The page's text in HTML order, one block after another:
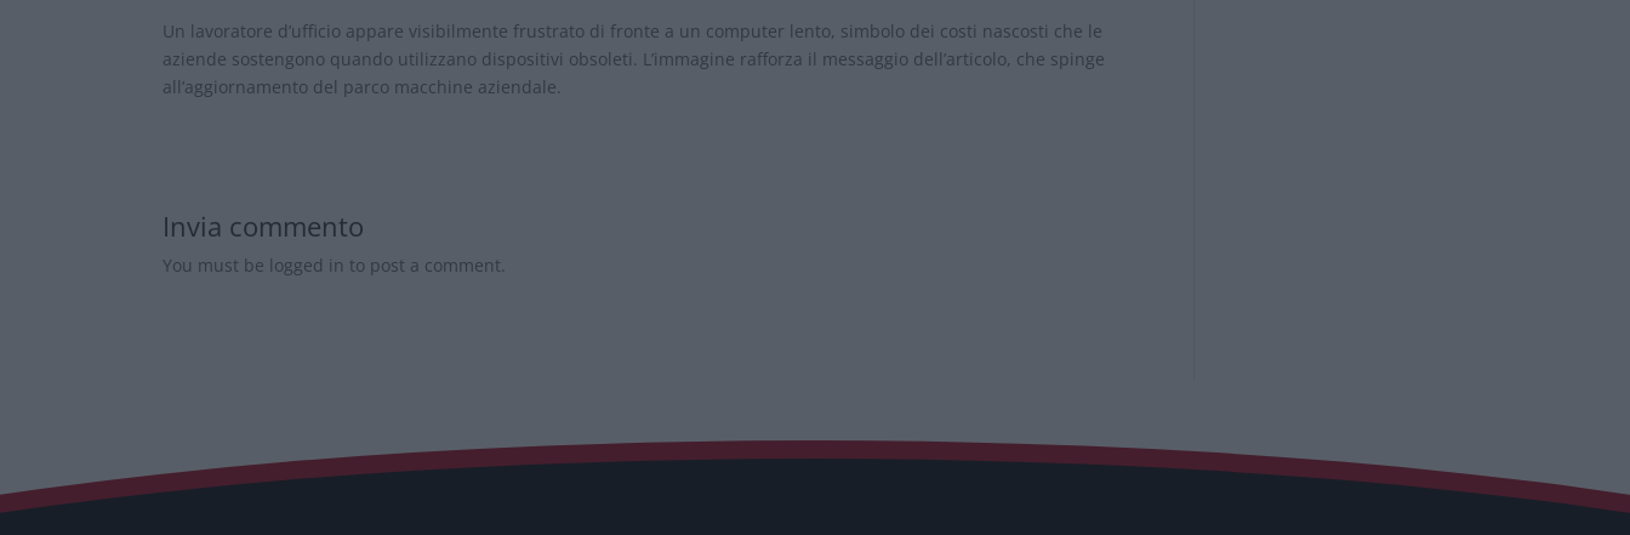
Un lavoratore d’ufficio appare visibilmente frustrato di fronte a un computer lento, simbolo dei costi nascosti che le
aziende sostengono quando utilizzano dispositivi obsoleti. L’immagine rafforza il messaggio dell’articolo, che spinge
all’aggiornamento del parco macchine aziendale.
Invia commento
You must be logged in to post a comment.